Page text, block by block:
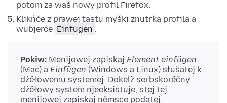
potom za waš nowy profil Firefox.
Klikńće z prawej tastu myški znutřka profila a
wubjerće Einfügen .
Pokiw: Menijowej zapiskaj Element einfügen
(Mac) a Einfügen (Windows a Linux) słušatej k
dźěłowemu systemej. Dokelž serbskorěčny
dźěłowy system njeeksistuje, stej tej
menijowej zapiskaj němsce podatej.